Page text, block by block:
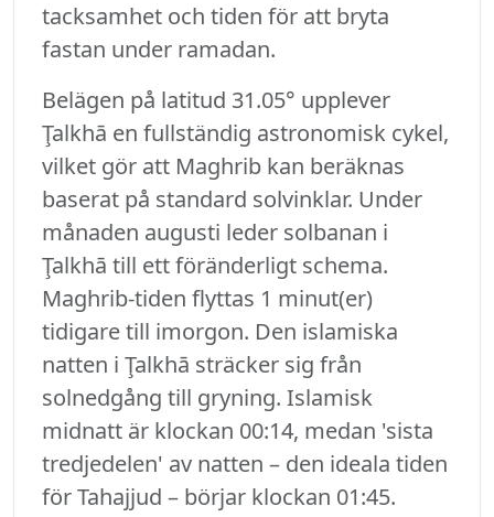
tacksamhet och tiden för att bryta
fastan under ramadan.
Belägen på latitud 31.05° upplever
Ţalkhā en fullständig astronomisk cykel,
vilket gör att Maghrib kan beräknas
baserat på standard solvinklar. Under
månaden augusti leder solbanan i
Ţalkhā till ett föränderligt schema.
Maghrib-tiden flyttas 1 minut(er)
tidigare till imorgon. Den islamiska
natten i Ţalkhā sträcker sig från
solnedgång till gryning. Islamisk
midnatt är klockan 00:14, medan 'sista
tredjedelen' av natten – den ideala tiden
för Tahajjud – börjar klockan 01:45.